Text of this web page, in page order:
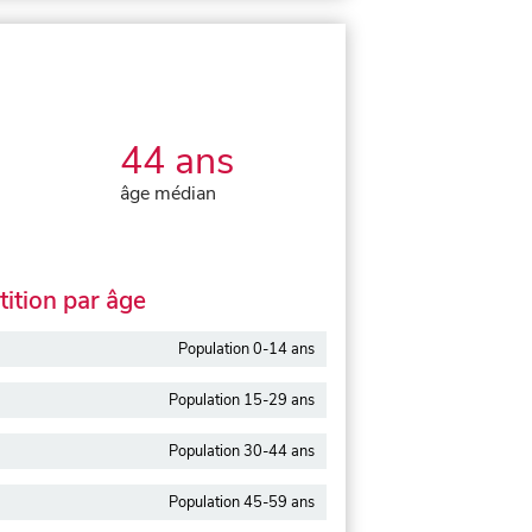
44 ans
âge médian
par âge
Population 0-14 ans
Population 15-29 ans
Population 30-44 ans
Population 45-59 ans